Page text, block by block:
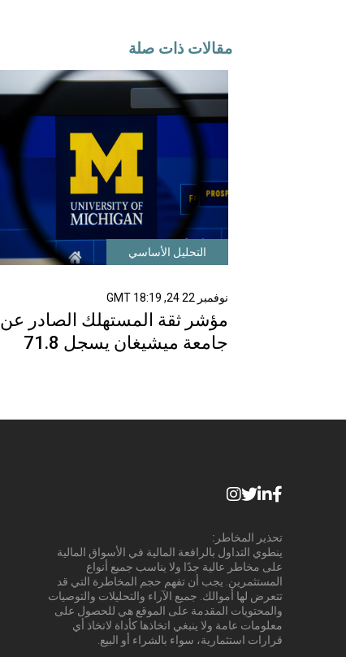
مقالات ذات صلة
التحليل الأساسي
نوفمبر 22 24, 18:19 GMT
مؤشر ثقة المستهلك الصادر عن
جامعة ميشيغان يسجل 71.8
تحذير المخاطر:
ينطوي التداول بالرافعة المالية في الأسواق المالية
على مخاطر عالية جدًا ولا يناسب جميع أنواع
المستثمرين. يجب أن تفهم حجم المخاطرة التي قد
تتعرض لها أموالك. جميع الآراء والتحليلات والتوصيات
والمحتويات المقدمة على الموقع هي للحصول على
معلومات عامة ولا ينبغي اتخاذها كأداة لاتخاذ أي
قرارات استثمارية، سواء بالشراء أو البيع.